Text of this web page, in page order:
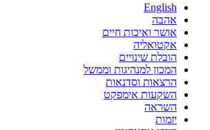
English
אהבה
אושר ואיכות חיים
אקטואליה
הובלת שינויים
המכון למנהיגות וממשל
הרצאות וסדנאות
השקעות אימפקט
השראה
יזמות